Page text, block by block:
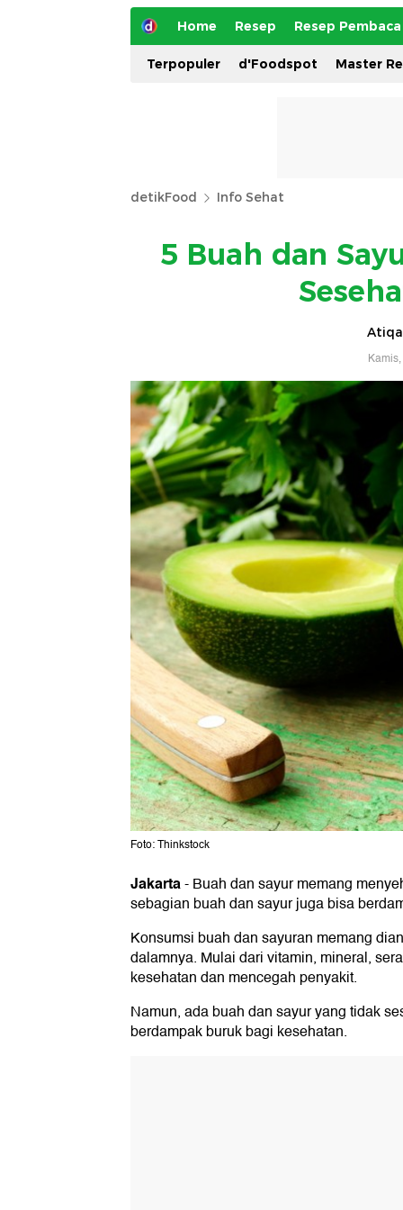
Home Resep Resep Pembaca
Terpopuler d'Foodspot Master
detikFood Info Sehat
5 Buah dan
Foto: Thinkstock
Jakarta-Buah dan sayur memang
sebagian buah dan sayur juga bisa
Konsumsi buah dan sayuran memang
dalamnya. Mulai dari vitamin, mineral,
kesehatan dan mencegah penyakit.
Namun, ada buah dan sayur yang tidak
berdampak buruk bagi kesehatan.